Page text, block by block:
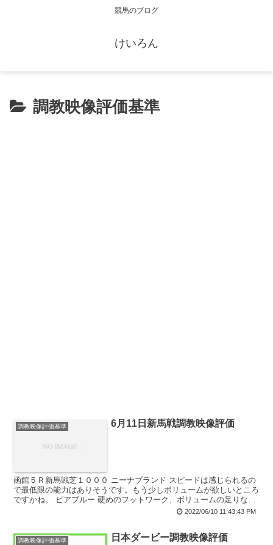
競馬のブログ
けいろん
調教映像評価基準
調教映像評価基準 6月11日新馬戦調教映像評価
函館５Ｒ新馬戦芝１０００ ニーナブランド スピードは感じられるの
で最低限の能力はありそうです。もう少しボリュームが欲しいところ
ですかね。 ピアブルー 硬めのフットワーク、ボリュームの足りない
2022/06/10 11:43:43 PM
調教映像評価基準 日本ダービー調教映像評価